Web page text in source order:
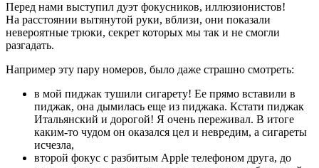
Перед нами выступил дуэт фокусников, иллюзионистов!
На расстоянии вытянутой руки, вблизи, они показали
невероятные трюки, секрет которых мы так и не смогли
разгадать.
Например эту пару номеров, было даже страшно смотреть:
в мой пиджак тушили сигарету! Ее прямо вставили в
пиджак, она дымилась еще из пиджака. Кстати пиджак
Итальянский и дорогой! Я очень переживал. В итоге
каким-то чудом он оказался цел и невредим, а сигареты
исчезла,
второй фокус с разбитым Apple телефоном друга, до